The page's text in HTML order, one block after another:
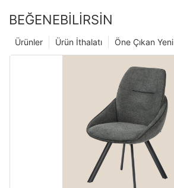
BEĞENEBILIRSIN
Öne Çıkan
Ürün İthalatı
Ürünler